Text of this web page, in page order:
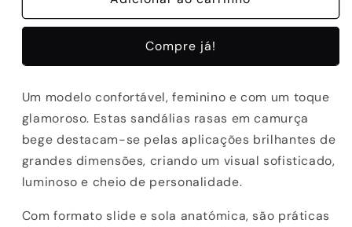
SANDALIAS
SHARON-
TAUPE
SANDALIAS
SHARON-
TAUPE
Compre já!
Um modelo confortável, feminino e com um toque
glamoroso. Estas sandálias rasas em camurça
bege destacam-se pelas aplicações brilhantes de
grandes dimensões, criando um visual sofisticado,
luminoso e cheio de personalidade.
Com formato slide e sola anatómica, são práticas